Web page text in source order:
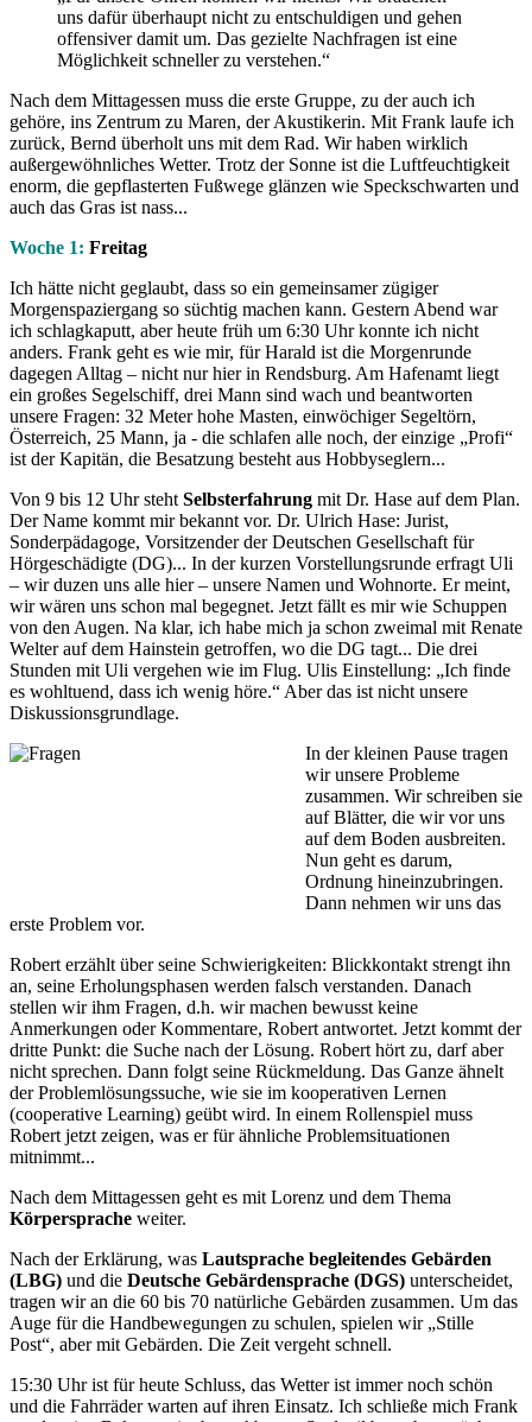
uns dafür überhaupt nicht zu entschuldigen und gehen
offensiver damit um. Das gezielte Nachfragen ist eine
Möglichkeit schneller zu verstehen.“
Nach dem Mittagessen muss die erste Gruppe, zu der auch ich
gehöre, ins Zentrum zu Maren, der Akustikerin. Mit Frank laufe ich
zurück, Bernd überholt uns mit dem Rad. Wir haben wirklich
außergewöhnliches Wetter. Trotz der Sonne ist die Luftfeuchtigkeit
enorm, die gepflasterten Fußwege glänzen wie Speckschwarten und
auch das Gras ist nass...
Woche 1: Freitag
Ich hätte nicht geglaubt, dass so ein gemeinsamer zügiger
Morgenspaziergang so süchtig machen kann. Gestern Abend war
ich schlagkaputt, aber heute früh um 6:30 Uhr konnte ich nicht
anders. Frank geht es wie mir, für Harald ist die Morgenrunde
dagegen Alltag – nicht nur hier in Rendsburg. Am Hafenamt liegt
ein großes Segelschiff, drei Mann sind wach und beantworten
unsere Fragen: 32 Meter hohe Masten, einwöchiger Segeltörn,
Österreich, 25 Mann, ja - die schlafen alle noch, der einzige „Profi“
ist der Kapitän, die Besatzung besteht aus Hobbyseglern...
Von 9 bis 12 Uhr steht Selbsterfahrung mit Dr. Hase auf dem Plan.
Der Name kommt mir bekannt vor. Dr. Ulrich Hase: Jurist,
Sonderpädagoge, Vorsitzender der Deutschen Gesellschaft für
Hörgeschädigte (DG)... In der kurzen Vorstellungsrunde erfragt Uli
– wir duzen uns alle hier – unsere Namen und Wohnorte. Er meint,
wir wären uns schon mal begegnet. Jetzt fällt es mir wie Schuppen
von den Augen. Na klar, ich habe mich ja schon zweimal mit Renate
Welter auf dem Hainstein getroffen, wo die DG tagt... Die drei
Stunden mit Uli vergehen wie im Flug. Ulis Einstellung: „Ich finde
es wohltuend, dass ich wenig höre.“ Aber das ist nicht unsere
Diskussionsgrundlage.
In der kleinen Pause tragen
wir unsere Probleme
zusammen. Wir schreiben sie
auf Blätter, die wir vor uns
auf dem Boden ausbreiten.
Nun geht es darum,
Ordnung hineinzubringen.
Dann nehmen wir uns das
erste Problem vor.
Robert erzählt über seine Schwierigkeiten: Blickkontakt strengt ihn
an, seine Erholungsphasen werden falsch verstanden. Danach
stellen wir ihm Fragen, d.h. wir machen bewusst keine
Anmerkungen oder Kommentare, Robert antwortet. Jetzt kommt der
dritte Punkt: die Suche nach der Lösung. Robert hört zu, darf aber
nicht sprechen. Dann folgt seine Rückmeldung. Das Ganze ähnelt
der Problemlösungssuche, wie sie im kooperativen Lernen
(cooperative Learning) geübt wird. In einem Rollenspiel muss
Robert jetzt zeigen, was er für ähnliche Problemsituationen
mitnimmt...
Nach dem Mittagessen geht es mit Lorenz und dem Thema
Körpersprache weiter.
Nach der Erklärung, was Lautsprache begleitendes Gebärden
(LBG) und die Deutsche Gebärdensprache (DGS) unterscheidet,
tragen wir an die 60 bis 70 natürliche Gebärden zusammen. Um das
Auge für die Handbewegungen zu schulen, spielen wir „Stille
Post“, aber mit Gebärden. Die Zeit vergeht schnell.
15:30 Uhr ist für heute Schluss, das Wetter ist immer noch schön
und die Fahrräder warten auf ihren Einsatz. Ich schließe mich Frank